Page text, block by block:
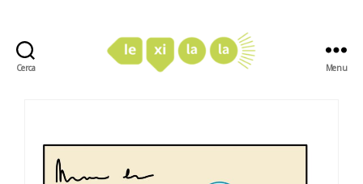
Cerca Menu